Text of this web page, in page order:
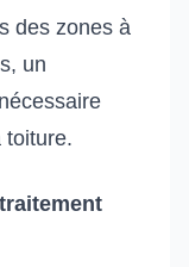
des zones à
un
toiture.